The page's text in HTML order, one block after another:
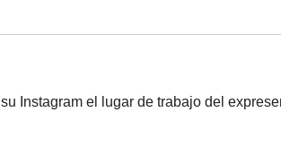
Instagram el lugar de trabajo del